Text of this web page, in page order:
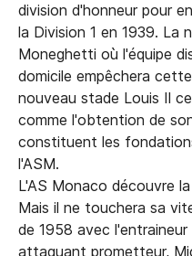
division d'honneur pour
la Division 1 en 1939. La
Moneghetti où l'équipe
domicile empêchera
nouveau stade Louis II
comme l'obtention de
constituent les
l'ASM.
L'AS Monaco découvre
Mais il ne touchera sa
de 1958 avec
attaquant prometteur,